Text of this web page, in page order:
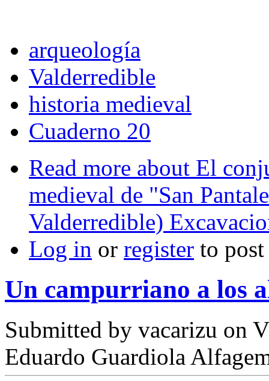
arqueología
Valderredible
historia medieval
Cuaderno 20
Read more about El
medieval de "San
Valderredible)
Log in or register to
Un campurriano a los
Submitted by vacarizu on
Eduardo Guardiola